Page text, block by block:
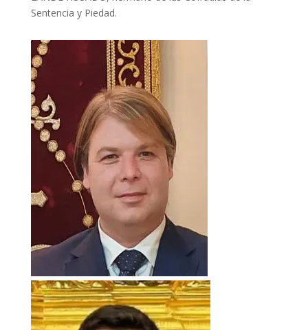
Sentencia y Piedad.